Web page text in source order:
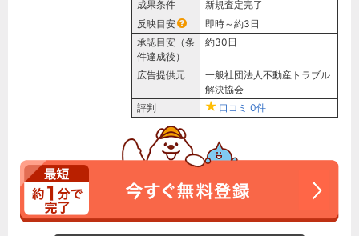
成果条件
新規査定完了
反映目安
即時～約3日
承認目安（条
件達成後）
約30日
広告提供元
一般社団法人不動産トラブル
解決協会
評判
口コミ 0件